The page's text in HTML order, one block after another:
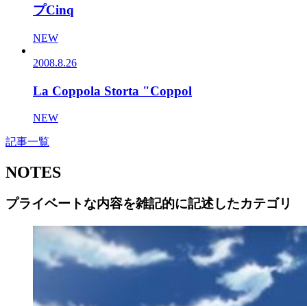
プCinq
NEW
2008.8.26
La Coppola Storta "Coppol
NEW
記事一覧
NOTES
プライベートな内容を雑記的に記述したカテゴリ